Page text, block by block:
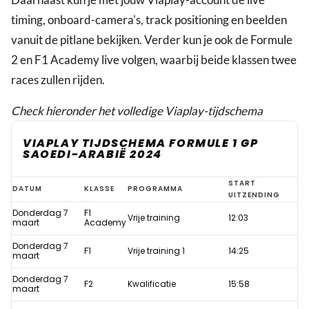
timing, onboard-camera's, track positioning en beelden
vanuit de pitlane bekijken. Verder kun je ook de Formule
2 en F1 Academy live volgen, waarbij beide klassen twee
races zullen rijden.
Check hieronder het volledige Viaplay-tijdschema
VIAPLAY TIJDSCHEMA FORMULE 1 GP
SAOEDI-ARABIË 2024
Laatste
kans:
Viaplay
super
deal!
Kijk
het
DATUM KLASSE PROGRAMMA
START
UITZENDING
Donderdag 7
maart
F1
AcademyVrije training 12:03
Donderdag 7
maart
F1 Vrije training 1 14:25
Donderdag 7
maart
F2 Kwalificatie 15:58